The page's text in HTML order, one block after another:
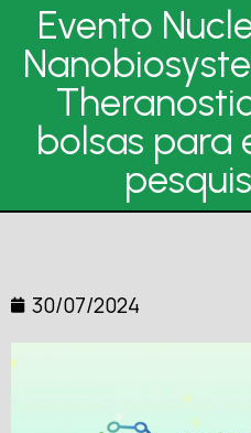
Evento
bolsas para
30/07/2024